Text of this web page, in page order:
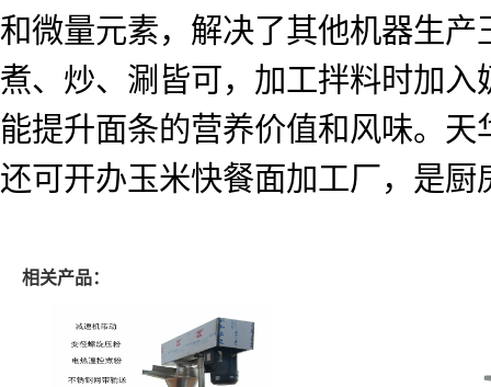
和微量元素，解决了其他机器生
煮、炒、涮皆可，加工拌料时加
能提升面条的营养价值和风味。
还可开办玉米快餐面加工厂，是
相关产品：